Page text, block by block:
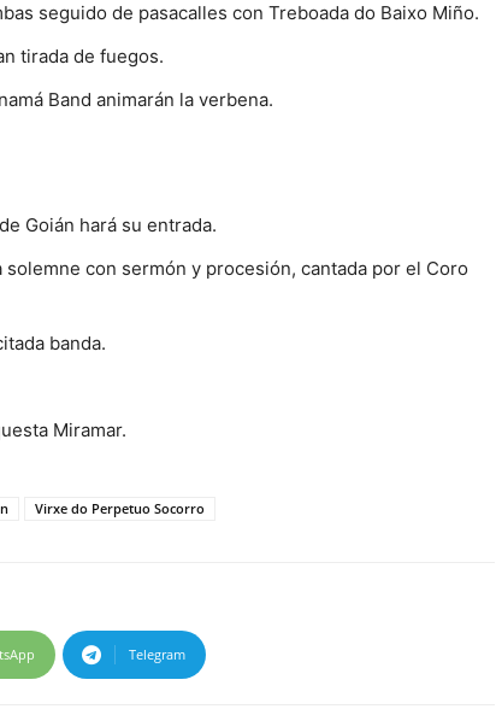
seguido de pasacalles con Treboada do Baixo Miño.
tirada de fuegos.
Band animarán la verbena.
Goián hará su entrada.
con sermón y procesión, cantada por el Coro
banda.
Miramar.
Virxe do Perpetuo Socorro
Telegram